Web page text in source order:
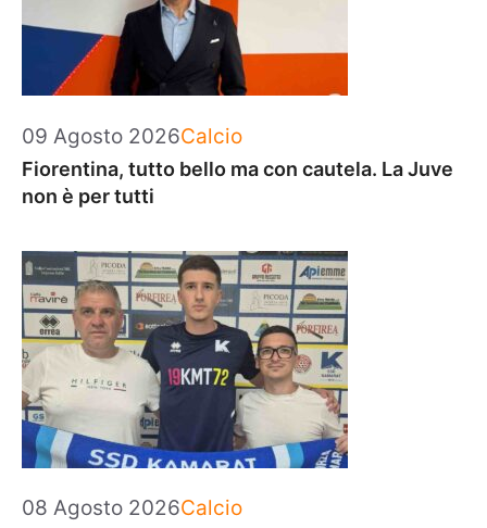
09 Agosto 2026Categorie
Calcio
Fiorentina, tutto bello ma con cautela. La Juve
non è per tutti
08 Agosto 2026Categorie
Calcio